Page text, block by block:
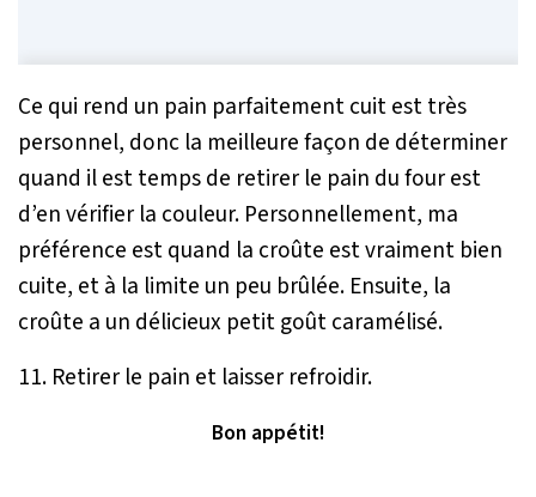
Ce qui rend un pain parfaitement cuit est très
personnel, donc la meilleure façon de déterminer
quand il est temps de retirer le pain du four est
d’en vérifier la couleur. Personnellement, ma
préférence est quand la croûte est vraiment bien
cuite, et à la limite un peu brûlée. Ensuite, la
croûte a un délicieux petit goût caramélisé.
11. Retirer le pain et laisser refroidir.
Bon appétit!